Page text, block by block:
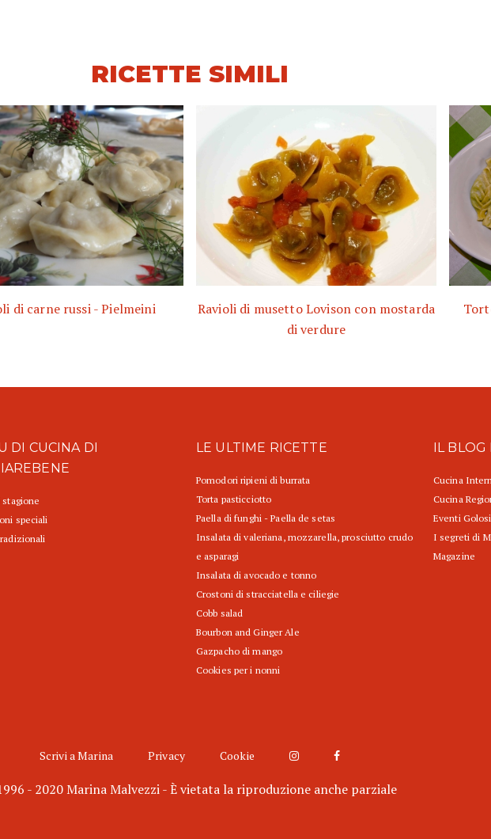
RICETTE SIMILI
di carne russi - Pielmeini
Ravioli di musetto Lovison con mostarda
di verdure
DI CUCINA DI
speciali
LE ULTIME RICETTE
Pomodori ripieni di burrata
Torta pasticciotto
Paella di funghi - Paella de setas
Insalata di valeriana, mozzarella, prosciutto crudo
e asparagi
Insalata di avocado e tonno
Crostoni di stracciatella e ciliegie
Cobb salad
Bourbon and Ginger Ale
Gazpacho di mango
Cookies per i nonni
IL BLOG
Cucina
Cucina
Eventi Golosi
I segreti di
Magazine
Scrivi a Marina Privacy Cookie
- 2020 Marina Malvezzi - È vietata la riproduzione anche parziale